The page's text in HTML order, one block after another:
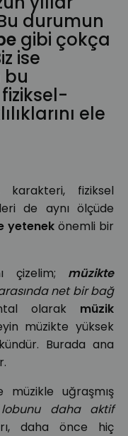
durumun
gibi çokça
ise
bu
ele
karakteri, fiziksel
de aynı ölçüde
yetenek önemli bir
çizelim;
müzikte
net bir bağ
olarak müzik
müzikte yüksek
Burada ana
uğraşmış
daha aktif
daha önce hiç